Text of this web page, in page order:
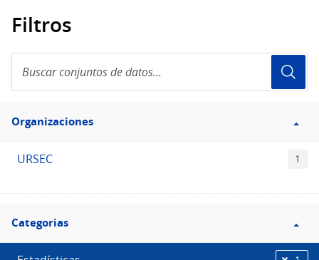
Filtros
conjuntos
de
Filtro
Organizaciones
Organizaciones
URSEC 1
Filtro
Categorias
Categorias